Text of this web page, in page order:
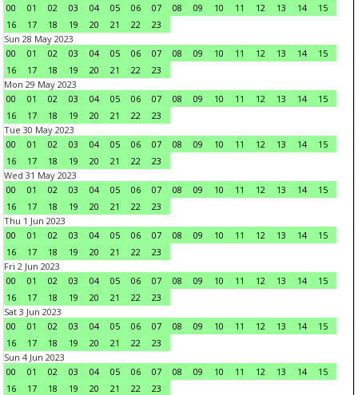
00
01 02 03 04 05 06 07 08 09 10 11 12 13 14
15
16
17 18 19 20 21 22
23
Sun 28 May 2023
00
01 02 03 04 05 06 07 08 09 10 11 12 13 14
15
16
17 18 19 20 21 22
23
Mon 29 May 2023
00
01 02 03 04 05 06 07 08 09 10 11 12 13 14
15
16
17 18 19 20 21 22
23
Tue 30 May 2023
00
01 02 03 04 05 06 07 08 09 10 11 12 13 14
15
16
17 18 19 20 21 22
23
Wed 31 May 2023
00
01 02 03 04 05 06 07 08 09 10 11 12 13 14
15
16
17 18 19 20 21 22
23
Thu 1 Jun 2023
00
01 02 03 04 05 06 07 08 09 10 11 12 13 14
15
16
17 18 19 20 21 22
23
Fri 2 Jun 2023
00
01 02 03 04 05 06 07 08 09 10 11 12 13 14
15
16
17 18 19 20 21 22
23
Sat 3 Jun 2023
00
01 02 03 04 05 06 07 08 09 10 11 12 13 14
15
16
17 18 19 20 21 22
23
Sun 4 Jun 2023
00
01 02 03 04 05 06 07 08 09 10 11 12 13 14
15
16
17 18 19 20 21 22
23